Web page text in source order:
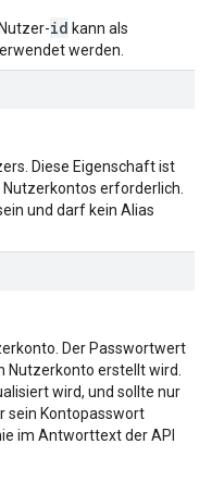
id kann als
werden.
Diese Eigenschaft ist
erforderlich.
und darf kein Alias
Der Passwortwert
Nutzerkonto erstellt wird.
wird, und sollte nur
sein Kontopasswort
im Antworttext der API